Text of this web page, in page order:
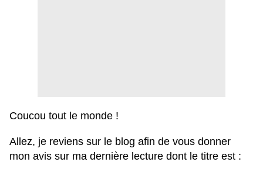
Coucou tout le monde !
Allez, je reviens sur le blog afin de vous donner
mon avis sur ma dernière lecture dont le titre est :